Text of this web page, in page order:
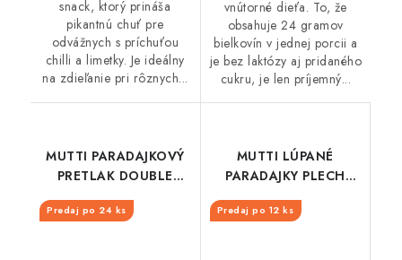
snack, ktorý prináša
pikantnú chuť pre
odvážnych s príchuťou
chilli a limetky. Je ideálny
na zdieľanie pri rôznych...
vnútorné dieťa. To, že
obsahuje 24 gramov
bielkovín v jednej porcii a
je bez laktózy aj pridaného
cukru, je len príjemný...
MUTTI PARADAJKOVÝ
PRETLAK DOUBLE
Predaj po 24 ks
MUTTI LÚPANÉ
PARADAJKY PLECH
Predaj po 12 ks